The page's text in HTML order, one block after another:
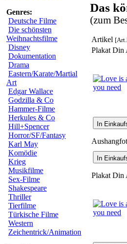
Genres:
Deutsche Filme
Die schönsten
Weihnachtsfilme
Disney
Dokumentation
Drama
Eastern/Karate/Martial
Art
Edgar Wallace
Godzilla & Co
Hammer-Filme
Herkules & Co
Hill+Spencer
Horror/SF/Fantasy
Karl May
Komödie
Krieg
Musikfilme
Sex-Filme
Shakespeare
Thriller
Tierfilme
Türkische Filme
Western
Zeichentrick/Animation
Das
(zum
Artikel
Plakat Din
In
In
Plakat Din